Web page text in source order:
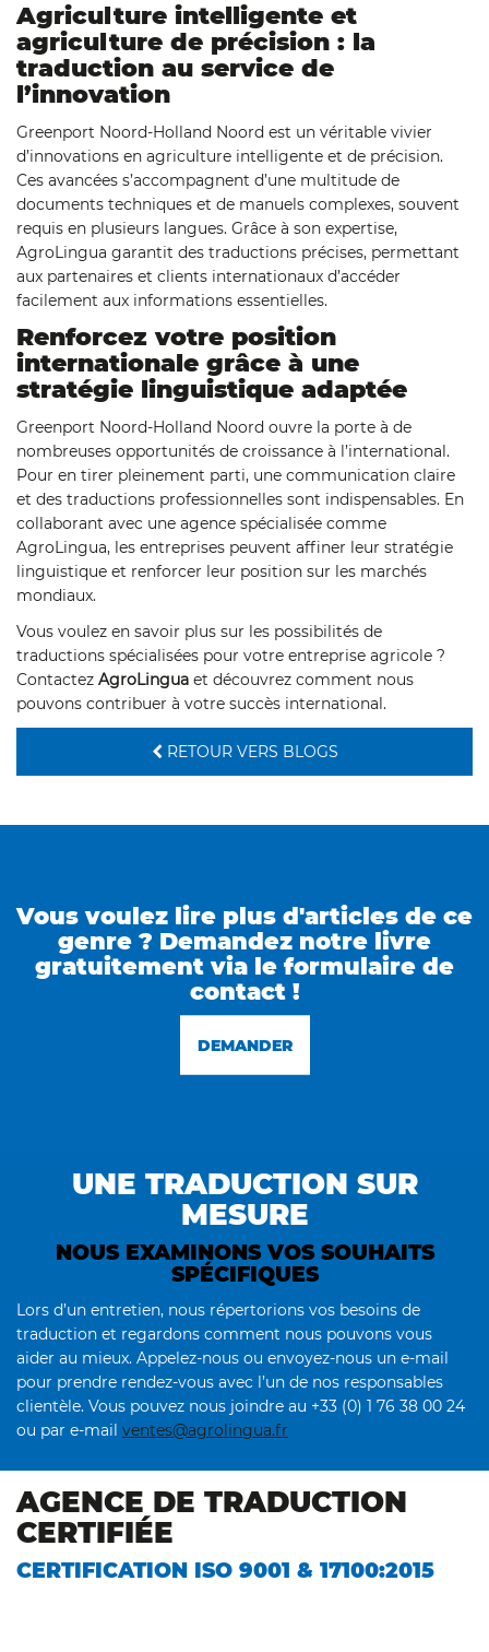
Agriculture intelligente et
agriculture de précision : la
traduction au service de
l’innovation
Greenport Noord-Holland Noord est un véritable vivier
d’innovations en agriculture intelligente et de précision.
Ces avancées s’accompagnent d’une multitude de
documents techniques et de manuels complexes, souvent
requis en plusieurs langues. Grâce à son expertise,
AgroLingua garantit des traductions précises, permettant
aux partenaires et clients internationaux d’accéder
facilement aux informations essentielles.
Renforcez votre position
internationale grâce à une
stratégie linguistique adaptée
Greenport Noord-Holland Noord ouvre la porte à de
nombreuses opportunités de croissance à l’international.
Pour en tirer pleinement parti, une communication claire
et des traductions professionnelles sont indispensables. En
collaborant avec une agence spécialisée comme
AgroLingua, les entreprises peuvent affiner leur stratégie
linguistique et renforcer leur position sur les marchés
mondiaux.
Vous voulez en savoir plus sur les possibilités de
traductions spécialisées pour votre entreprise agricole ?
Contactez AgroLingua et découvrez comment nous
pouvons contribuer à votre succès international.
RETOUR VERS BLOGS
Vous voulez lire plus d'articles de ce
genre ? Demandez notre livre
gratuitement via le formulaire de
contact !
DEMANDER
UNE TRADUCTION SUR
MESURE
NOUS EXAMINONS VOS SOUHAITS
SPÉCIFIQUES
Lors d’un entretien, nous répertorions vos besoins de
traduction et regardons comment nous pouvons vous
aider au mieux. Appelez-nous ou envoyez-nous un e-mail
pour prendre rendez-vous avec l’un de nos responsables
clientèle. Vous pouvez nous joindre au +33 (0) 1 76 38 00 24
ou par e-mail ventes@agrolingua.fr
AGENCE DE TRADUCTION
CERTIFIÉE
CERTIFICATION ISO 9001 & 17100:2015